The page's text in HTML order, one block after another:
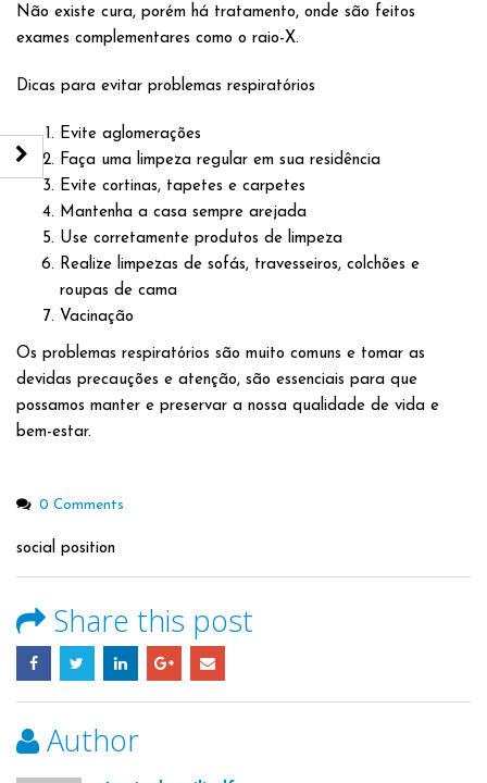
Não existe cura, porém há tratamento, onde são feitos
exames complementares como o raio-X.
Dicas para evitar problemas respiratórios
Evite aglomerações
Faça uma limpeza regular em sua residência
Evite cortinas, tapetes e carpetes
Mantenha a casa sempre arejada
Use corretamente produtos de limpeza
Realize limpezas de sofás, travesseiros, colchões e
roupas de cama
Vacinação
Os problemas respiratórios são muito comuns e tomar as
devidas precauções e atenção, são essenciais para que
possamos manter e preservar a nossa qualidade de vida e
bem-estar.
0 Comments
social position
Share this post
Author